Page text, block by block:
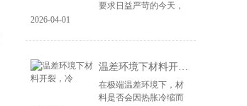
要求日益严苛的今天，
造，更在于其能否经受
环境的严峻考验。...
2026-04-01
温差环境下材料开裂，冷
在极端温差环境下，材
料是否会因热胀冷缩而